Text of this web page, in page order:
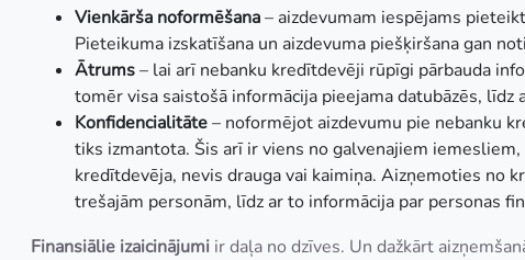
Vienkārša noformēšana– aizdevumam iespējams
Pieteikuma izskatīšana un aizdevuma piešķiršana gan
Ātrums– lai arī nebanku kredītdevēji rūpīgi pārbauda
tomēr visa saistošā informācija pieejama datubāzēs,
Konfidencialitāte– noformējot aizdevumu pie nebanku
tiks izmantota. Šis arī ir viens no galvenajiem
kredītdevēja, nevis drauga vai kaimiņa. Aizņemoties no
trešajām personām, līdz ar to informācija par personas
Finansiālie izaicinājumi ir daļa no dzīves. Un dažkārt